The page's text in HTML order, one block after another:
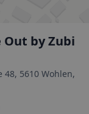
Out by Zubi
5610 Wohlen,